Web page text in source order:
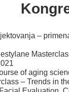
–
of aging
– Trends in